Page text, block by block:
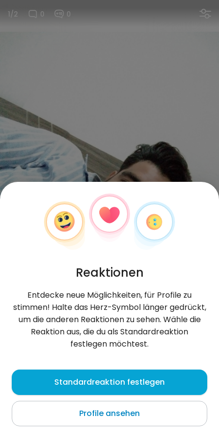
1/2 0 0
Asad , 30
Dubai
live Always be happy
Reaktionen
Entdecke neue Möglichkeiten, für Profile zu
stimmen! Halte das Herz-Symbol länger gedrückt,
um die anderen Reaktionen zu sehen. Wähle die
Reaktion aus, die du als Standardreaktion
festlegen möchtest.
Standardreaktion festlegen
Profile ansehen